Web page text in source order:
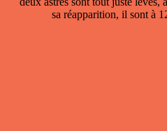
sa réapparition, il sont à